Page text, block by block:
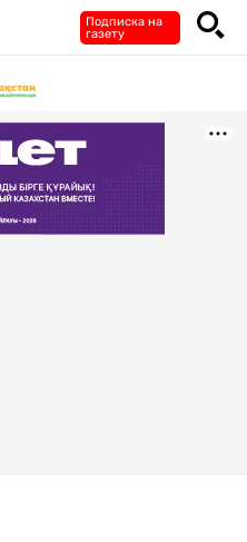
Подписка на
газету